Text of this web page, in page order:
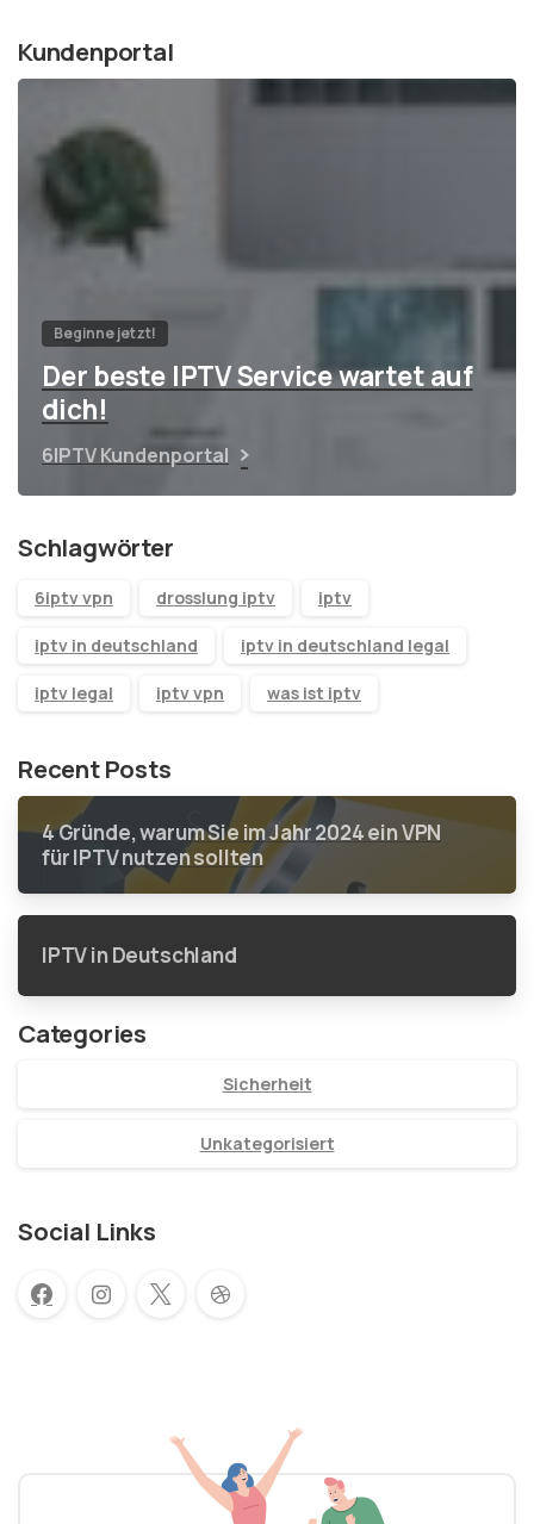
Kundenportal
Beginne jetzt!
Der beste IPTV Service wartet auf
dich!
6IPTV Kundenportal
Schlagwörter
6iptv vpn drosslung iptv iptv
iptv in deutschland iptv in deutschland legal
iptv legal iptv vpn was ist iptv
Recent Posts
4 Gründe, warum Sie im Jahr 2024 ein VPN
für IPTV nutzen sollten
IPTV in Deutschland
Categories
Sicherheit
Unkategorisiert
Social Links